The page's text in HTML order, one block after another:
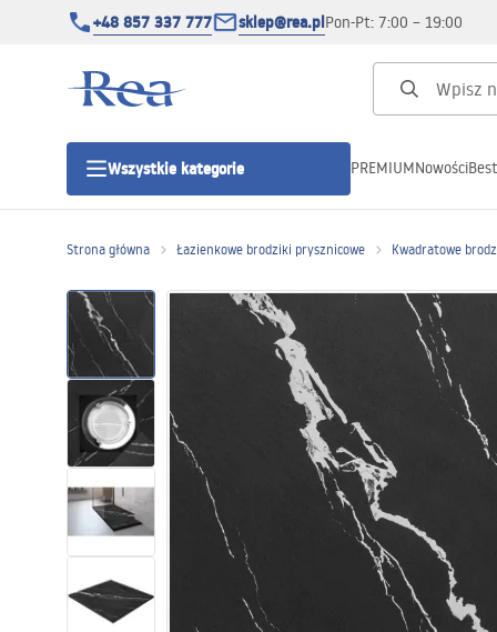
+48 857 337 777 sklep@rea.plPon-Pt: 7:00 – 19:00
Wszystkie kategorie
Kategorie produktowe
Kabiny prysznicowe
Drzwi prysznicowe
Brodziki prysznicowe
Odpływy liniowe
Toalety, ubikacje
Umywalki
PREMIUMNowości
Strona główna Łazienkowe brodziki prysznicowe Kwadratowe